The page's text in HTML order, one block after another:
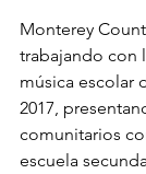
Monterey
trabajando con
música escolar
2017,
comunitarios
escuela